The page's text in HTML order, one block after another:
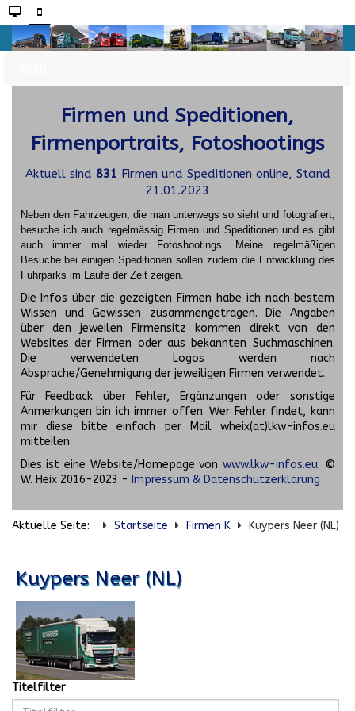
Firmen und Speditionen,
Firmenportraits, Fotoshootings
Aktuell sind 831 Firmen und Speditionen online, Stand
21.01.2023
Neben den Fahrzeugen, die man unterwegs so sieht und fotografiert,
besuche ich auch regelmässig Firmen und Speditionen und es gibt
auch immer mal wieder Fotoshootings.
Meine regelmäßigen
Besuche bei einigen Speditionen sollen zudem die Entwicklung des
Fuhrparks im Laufe der Zeit zeigen.
Die Infos über die gezeigten Firmen habe ich nach bestem
Wissen und Gewissen zusammengetragen. Die Angaben
über den jeweilen Firmensitz kommen direkt von den
Websites der Firmen oder aus bekannten Suchmaschinen.
Die verwendeten Logos werden nach
Absprache/Genehmigung der jeweiligen Firmen verwendet.
Für Feedback über Fehler, Ergänzungen oder sonstige
Anmerkungen bin ich immer offen. Wer Fehler findet, kann
mir diese bitte einfach per Mail wheix(at)lkw-infos.eu
mitteilen.
Dies ist eine Website/Homepage von www.lkw-infos.eu. ©
W. Heix 2016-2023 - Impressum & Datenschutzerklärung
Aktuelle Seite: Startseite Firmen K Kuypers Neer (NL)
Kuypers Neer (NL)
Titelfilter